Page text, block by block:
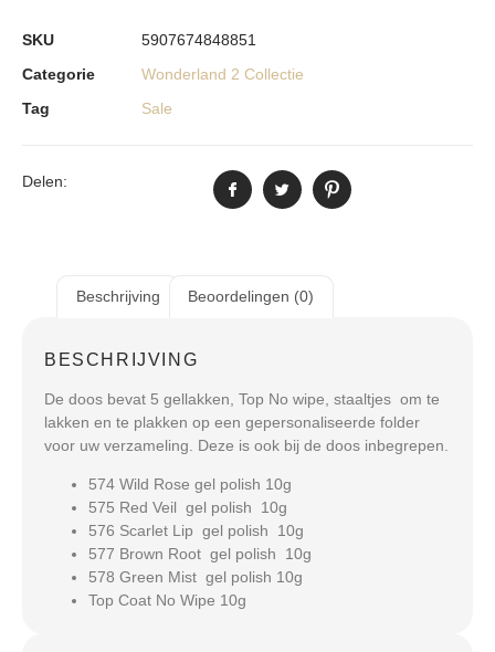
SKU
5907674848851
Categorie
Wonderland 2 Collectie
Tag
Sale
Delen:
Beschrijving Beoordelingen (0)
BESCHRIJVING
De doos bevat 5 gellakken, Top No wipe, staaltjes om te
lakken en te plakken op een gepersonaliseerde folder
voor uw verzameling. Deze is ook bij de doos inbegrepen.
574 Wild Rose gel polish 10g
575 Red Veil gel polish 10g
576 Scarlet Lip gel polish 10g
577 Brown Root gel polish 10g
578 Green Mist gel polish 10g
Top Coat No Wipe 10g